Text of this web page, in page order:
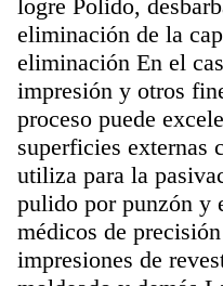
logre Polido,
eliminación de la
eliminación En el
impresión y otros
proceso puede
superficies externas
utiliza para la
pulido por punzón y
médicos de precisión
impresiones de